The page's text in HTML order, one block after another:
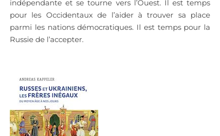
indépendante et se tourne vers l’Ouest. Il est temps
pour les Occidentaux de l’aider à trouver sa place
parmi les nations démocratiques. Il est temps pour la
Russie de l’accepter.